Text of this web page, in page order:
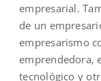
empresarial.
de un
empresarismo
emprendedora,
tecnológico y